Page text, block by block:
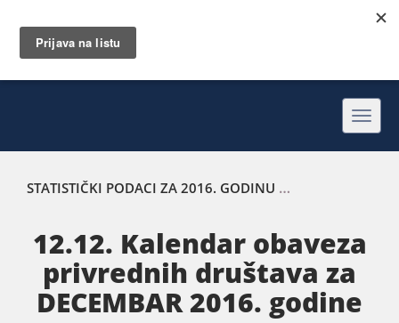
STATISTIČKI PODACI ZA 2016. GODINU
12.12. Kalendar obaveza
privrednih društava za
DECEMBAR 2016. godine